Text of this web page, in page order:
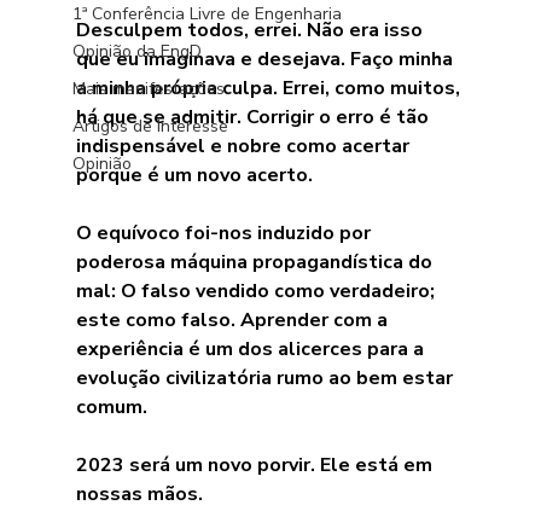
1ª Conferência Livre de Engenharia
Opinião da EngD
Mais manifestações
Artigos de interesse
Opinião
Desculpem todos, errei. Não era isso
que eu imaginava e desejava. Faço minha
a minha própria culpa. Errei, como muitos,
há que se admitir. Corrigir o erro é tão
indispensável e nobre como acertar
porque é um novo acerto.
O equívoco foi-nos induzido por
poderosa máquina propagandística do
mal: O falso vendido como verdadeiro;
este como falso. Aprender com a
experiência é um dos alicerces para a
evolução civilizatória rumo ao bem estar
comum.
2023 será um novo porvir. Ele está em
nossas mãos.